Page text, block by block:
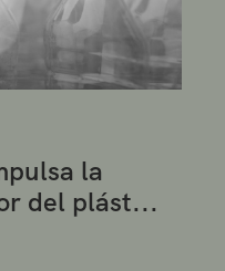
la
del plást...